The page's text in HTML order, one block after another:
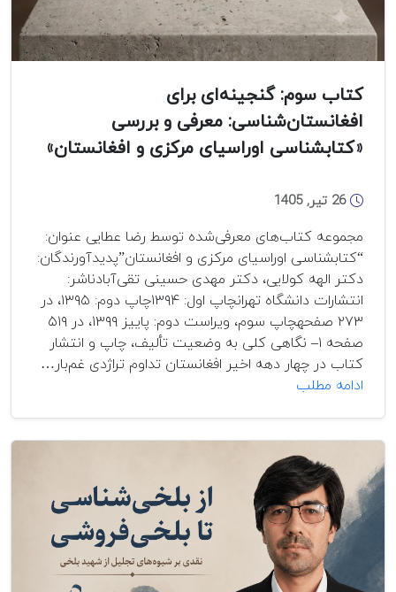
کتاب سوم: گنجینه‌ای برای
افغانستان‌شناسی: معرفی و بررسی
«کتابشناسی اوراسیای مرکزی و افغانستان»
26 تیر, 1405
مجموعه کتاب‌های معرفی‌شده توسط رضا عطایی عنوان:
“کتابشناسی اوراسیای مرکزی و افغانستان”پدیدآورندگان:
دکتر الهه کولایی، دکتر مهدی حسینی تقی‌آبادناشر:
انتشارات دانشگاه تهرانچاپ اول: ۱۳۹۴چاپ دوم: ۱۳۹۵، در
۲۷۳ صفحهچاپ سوم، ویراست دوم: پاییز ۱۳۹۹، در ۵۱۹
صفحه ۱– نگاهی کلی به وضعیت تألیف، چاپ و انتشار
کتاب در چهار دهه اخیر افغانستان تداوم تراژدی غم‌بار…
ادامه مطلب
افغانستان‌شناسی:
معرفی
و
بررسی
«کتابشناسی
اوراسیای